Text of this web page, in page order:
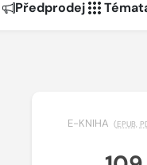
Předprodej
E-KNIHA (EPUB,